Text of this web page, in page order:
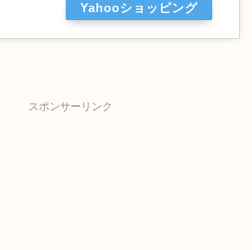
Yahooショッピング
スポンサーリンク